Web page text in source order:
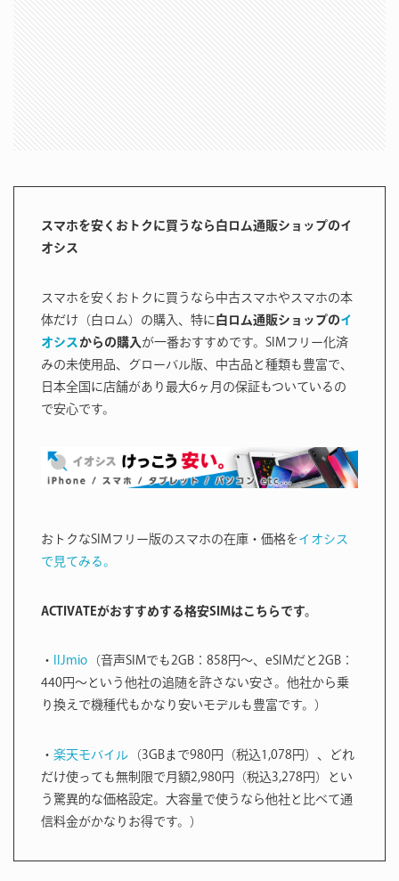
スマホを安くおトクに買うなら白ロム通販ショップのイ
オシス
スマホを安くおトクに買うなら中古スマホやスマホの本
体だけ（白ロム）の購入、特に 白ロム通販ショップのイ
オシス からの購入 が一番おすすめです。SIMフリー化済
みの未使用品、グローバル版、中古品と種類も豊富で、
日本全国に店舗があり最大6ヶ月の保証もついているの
で安心です。
おトクなSIMフリー版のスマホの在庫・価格を イオシス
で見てみる。
ACTIVATEがおすすめする格安SIMはこちらです。
・ IIJmio （音声SIMでも2GB：858円〜、eSIMだと2GB：
440円〜という他社の追随を許さない安さ。他社から乗
り換えで機種代もかなり安いモデルも豊富です。）
・ 楽天モバイル （3GBまで980円（税込1,078円）、どれ
だけ使っても無制限で月額2,980円（税込3,278円）とい
う驚異的な価格設定。大容量で使うなら他社と比べて通
信料金がかなりお得です。）